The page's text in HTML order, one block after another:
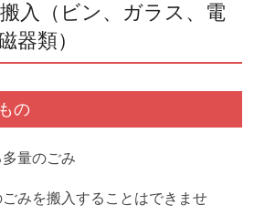
入（ビン、ガラス、電
器類）
の
量のごみ
ごみを搬入することはできませ